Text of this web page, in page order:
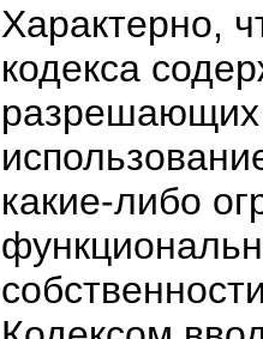
Характерно,
кодекса
разрешающих
какие-либо